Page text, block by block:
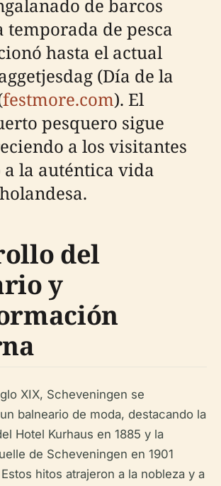
de barcos
temporada de pesca
hasta el actual
(Día de la
festmore.com). El
pesquero sigue
a los visitantes
la auténtica vida
del
y
XIX, Scheveningen se
balneario de moda, destacando la
Hotel Kurhaus en 1885 y la
de Scheveningen en 1901
hitos atrajeron a la nobleza y a